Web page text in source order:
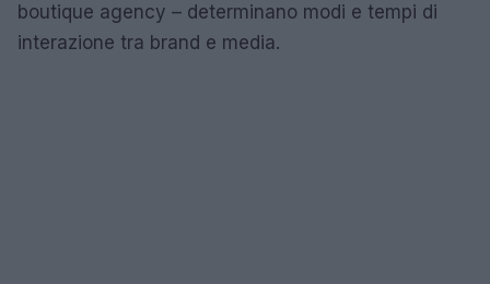
boutique agency – determinano modi e tempi di
interazione tra brand e media.